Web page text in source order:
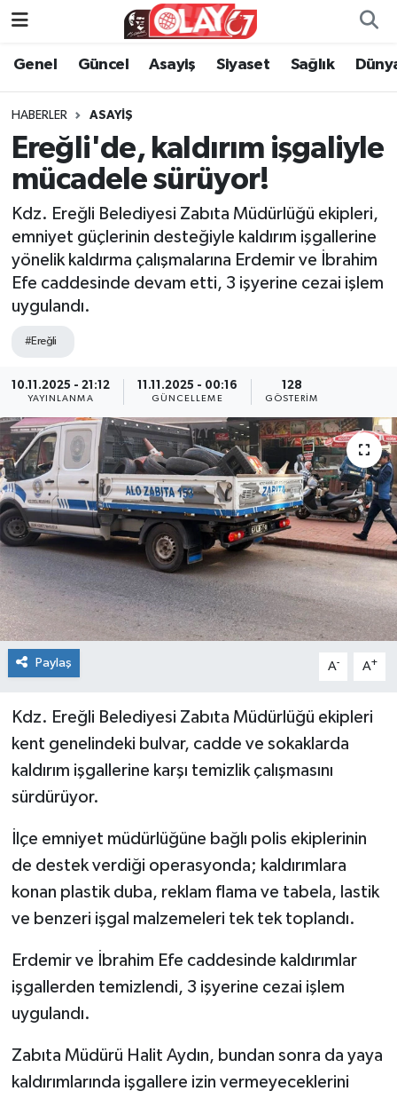
Genel Güncel Asayiş Siyaset Sağlık
HABERLER ASAYIŞ
Ereğli'de, kaldırım işgaliyle
mücadele sürüyor!
Kdz. Ereğli Belediyesi Zabıta Müdürlüğü ekipleri,
emniyet güçlerinin desteğiyle kaldırım işgallerine
yönelik kaldırma çalışmalarına Erdemir ve İbrahim
Efe caddesinde devam etti, 3 işyerine cezai işlem
uygulandı.
#Ereğli
10.11.2025 - 21:12
YAYINLANMA
11.11.2025 - 00:16
GÜNCELLEME
128
GÖSTERIM
Paylaş A- A+
Kdz. Ereğli Belediyesi Zabıta Müdürlüğü ekipleri
kent genelindeki bulvar, cadde ve sokaklarda
kaldırım işgallerine karşı temizlik çalışmasını
sürdürüyor.
İlçe emniyet müdürlüğüne bağlı polis ekiplerinin
de destek verdiği operasyonda; kaldırımlara
konan plastik duba, reklam flama ve tabela, lastik
ve benzeri işgal malzemeleri tek tek toplandı.
Erdemir ve İbrahim Efe caddesinde kaldırımlar
işgallerden temizlendi, 3 işyerine cezai işlem
uygulandı.
Zabıta Müdürü Halit Aydın, bundan sonra da yaya
kaldırımlarında işgallere izin vermeyeceklerini
KATEGORİSİZ
ANA SAYFA
Genel
Asayiş
Siyaset
Sağlık
Kültür Sanat
Dünya
Spor
Bilim veTeknoloji
Eğitim
SEKTÖR
Magazin
Günün Haberleri
Yazarlarımız
Tüm Makaleler
Tüm Haberler
Videolu Haberler
Tüm Haberler
Genel
Güncel
Asayiş
Sağlık
Dünya
Kültür Sanat
Eğitim
Spor
Zonguldak Nöbetçi Eczaneler
Zonguldak Hava Durumu
Zonguldak Namaz Vakitleri
Süper Lig Puan Durumu ve Fikstür
Tüm Manşetler
Son Dakika Haberleri
Haber Arşivi